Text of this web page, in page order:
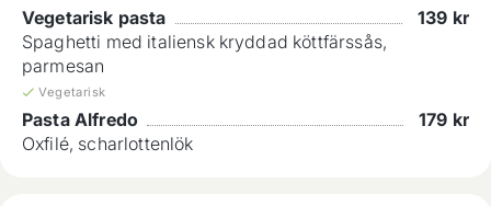
Vegetarisk pasta
139 kr
Spaghetti med italiensk kryddad köttfärssås,
parmesan
Vegetarisk
Pasta Alfredo 179 kr
Oxfilé, scharlottenlök